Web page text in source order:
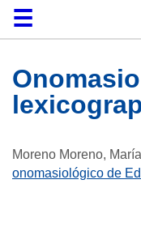
DomůKolekce
Prohlížení
O
onomasiological
Moreno Moreno,
onomasiológico de